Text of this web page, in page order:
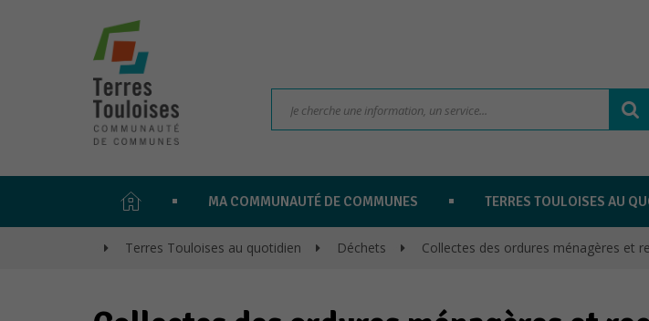
MA COMMUNAUTÉ DE COMMUNES TERRES TOULOISES AU
Terres Touloises au quotidien Déchets Collectes des ordures ménagères et